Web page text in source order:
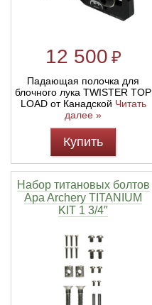
12 500 ₽
Падающая полочка для
блочного лука TWISTER TOP
LOAD от Канадской Читать
далее »
Купить
Набор титановых болтов
Apa Archery TITANIUM
KIT 1 3/4″